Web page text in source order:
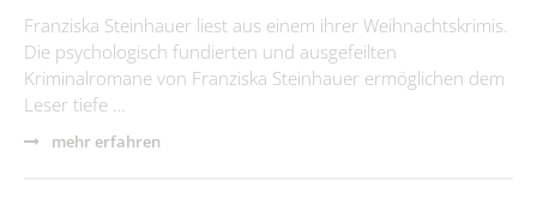
Franziska Steinhauer liest aus einem ihrer Weihnachtskrimis.
Die psychologisch fundierten und ausgefeilten
Kriminalromane von Franziska Steinhauer ermöglichen dem
Leser tiefe …
mehr erfahren